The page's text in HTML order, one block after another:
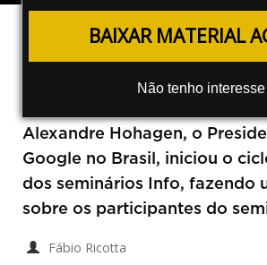
BAIXAR MATERIAL
Não tenho interesse
A publicidade segundo
Seminários Info
Alexandre Hohagen, o
Google no Brasil, iniciou o
dos seminários Info, fazendo
sobre os participantes do
Fábio Ricotta